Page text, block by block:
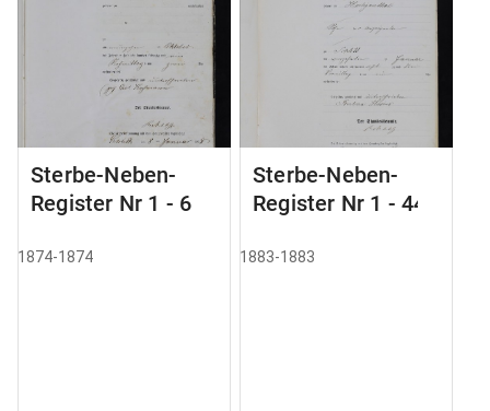
Sterbe-Neben-
Register Nr 1 - 6
1874-1874
Sterbe-Neben-
Register Nr 1 - 44
1883-1883